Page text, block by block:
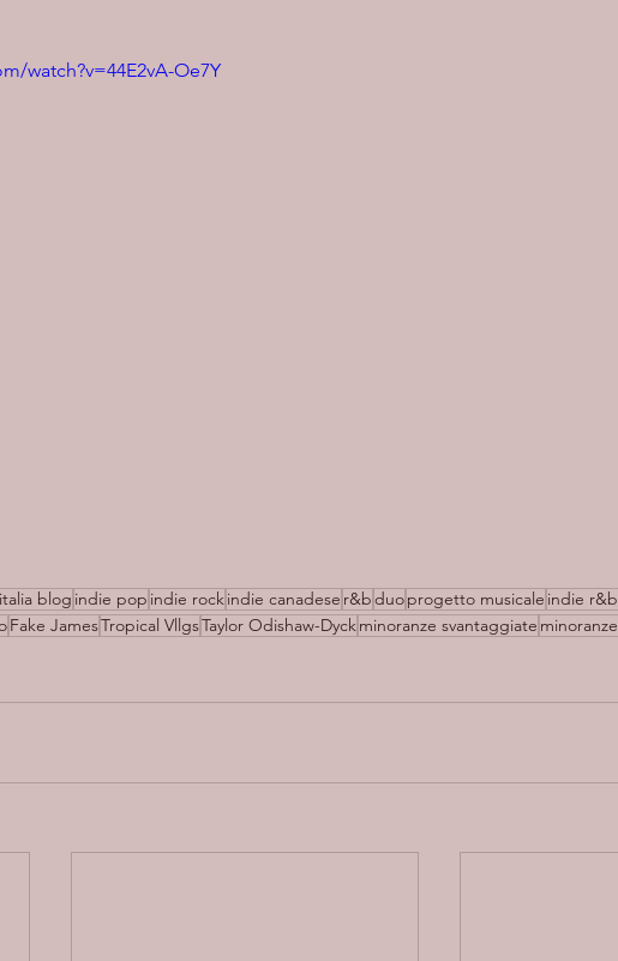
watch?v=44E2vA-Oe7Y
blog indie pop indie rockindie canadese r&bduoprogetto musicale indie r&b
Fake JamesTropical VllgsTaylor Odishaw-Dyckminoranze svantaggiate minoranze